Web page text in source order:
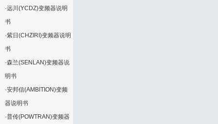
·远川(YCDZ)变频器说明
书
·紫日(CHZIRI)变频器说明
书
·森兰(SENLAN)变频器说
明书
·安邦信(AMBITION)变频
器说明书
·普传(POWTRAN)变频器